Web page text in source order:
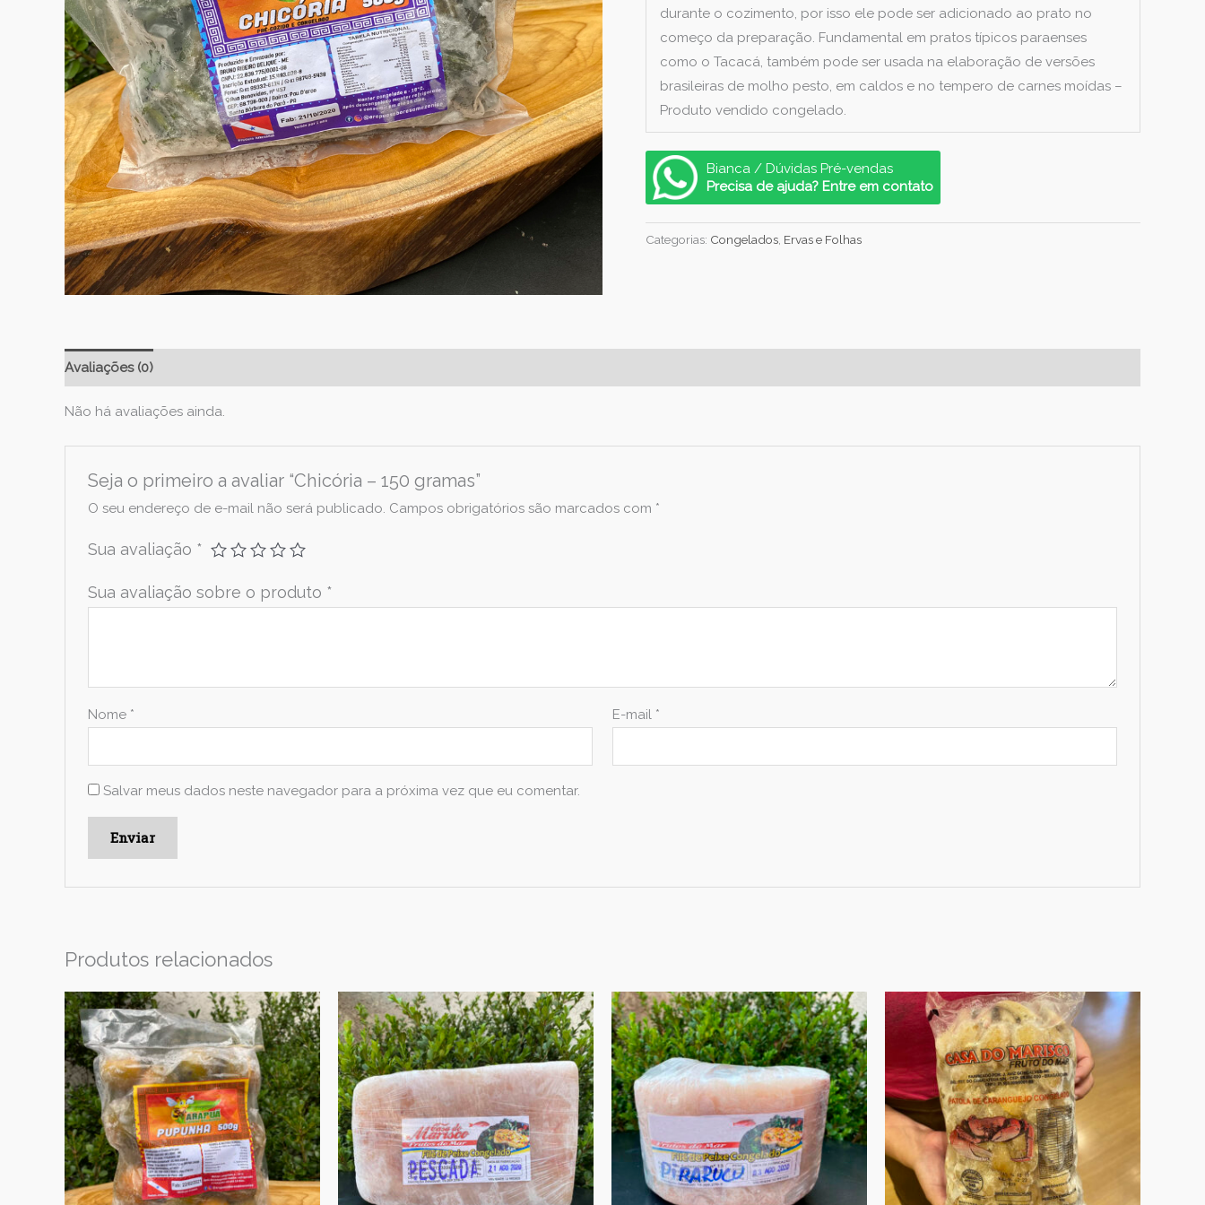
durante o cozimento, por isso ele pode ser adicionado ao prato no
começo da preparação. Fundamental em pratos típicos paraenses
como o Tacacá, também pode ser usada na elaboração de versões
brasileiras de molho pesto, em caldos e no tempero de carnes moídas –
Produto vendido congelado.
Bianca / Dúvidas Pré-vendas
Precisa de ajuda? Entre em contato
Categorias: Congelados, Ervas e Folhas
Avaliações (0)
Não há avaliações ainda.
Seja o primeiro a avaliar “Chicória – 150 gramas”
O seu endereço de e-mail não será publicado. Campos obrigatórios são marcados com *
Sua avaliação *
Sua avaliação sobre o produto *
Nome * E-mail *
Salvar meus dados neste navegador para a próxima vez que eu comentar.
Produtos relacionados